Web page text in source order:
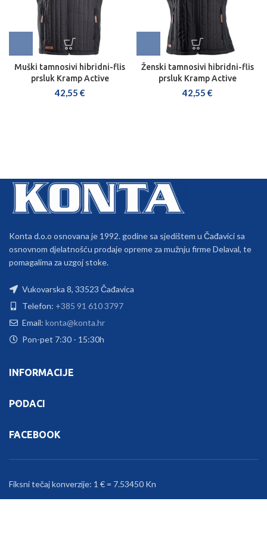
Muški tamnosivi hibridni-flis
prsluk Kramp Active
42,55 €
Ženski tamnosivi hibridni-flis
prsluk Kramp Active
42,55 €
Konta d.o.o osnovana je 1992. godine sa sjedištem u Čađavici sa
osnovnom djelatnošću prodaje opreme za mužnju firme Delaval, te
pomagalima za uzgoj stoke.
Vukovarska 8, 33523 Čađavica
Telefon: +385 91 610 3797
Email: konta@konta.hr
Pon-pet 7:30 - 15:30h
INFORMACIJE
PODACI
FACEBOOK
Fiksni tečaj konverzije: 1 € = 7.53450 Kn